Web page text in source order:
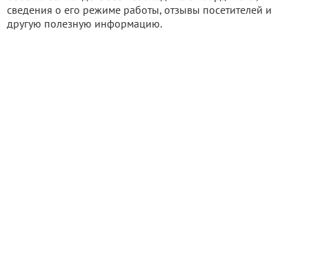
сведения о его режиме работы, отзывы посетителей и
другую полезную информацию.